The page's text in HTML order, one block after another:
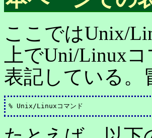
ここではUnix/
上でUni/Linux
表記している。